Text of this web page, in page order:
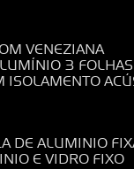
VENEZIANA
3 FOLHAS
ISOLAMENTO
DE ALUMINIO
E VIDRO FIXO